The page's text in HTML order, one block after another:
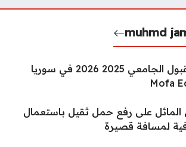
muhmd
رابط مفاضلة القبول الجامعي 2025 2026 في سوريا
Mofa
المائل على رفع حمل ثقيل باستعمال
فية لمسافة قصيرة